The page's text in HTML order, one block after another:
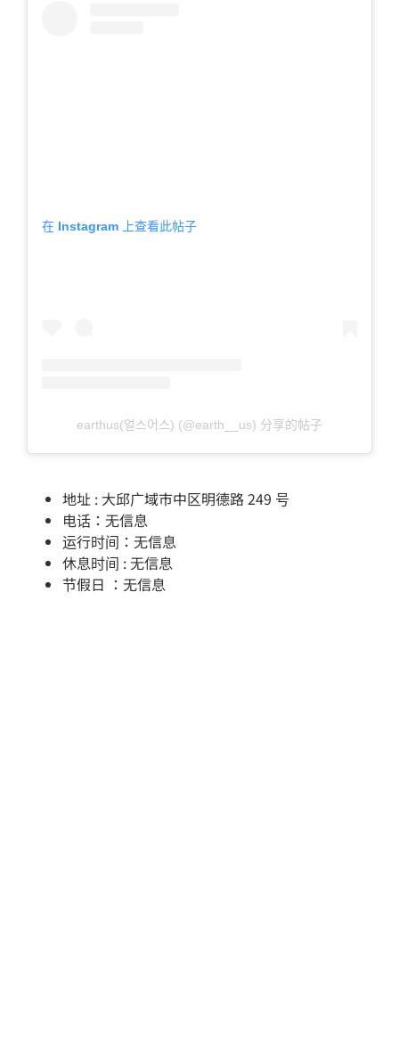
在 Instagram 上查看此帖子
earthus(얼스어스) (@earth__us) 分享的帖子
地址 : 大邱广域市中区明德路 249 号
电话：无信息
运行时间：无信息
休息时间 : 无信息
节假日 ：无信息